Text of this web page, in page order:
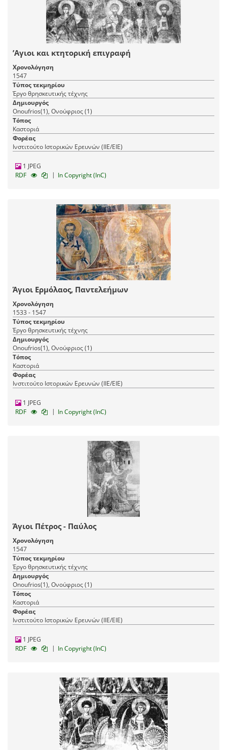
’Αγιοι και κτητορική επιγραφή
Χρονολόγηση
1547
Τύπος τεκμηρίου
Έργο θρησκευτικής τέχνης
Δημιουργός
Onoufrios(1), Ονούφριος (1)
Τόπος
Καστοριά
Φορέας
Ινστιτούτο Ιστορικών Ερευνών (ΙΙΕ/ΕΙΕ)
1 JPEG
RDF
| In Copyright (InC)
Άγιοι Ερμόλαος, Παντελεήμων
Χρονολόγηση
1533 - 1547
Τύπος τεκμηρίου
Έργο θρησκευτικής τέχνης
Δημιουργός
Onoufrios(1), Ονούφριος (1)
Τόπος
Καστοριά
Φορέας
Ινστιτούτο Ιστορικών Ερευνών (ΙΙΕ/ΕΙΕ)
1 JPEG
RDF
| In Copyright (InC)
Άγιοι Πέτρος - Παύλος
Χρονολόγηση
1547
Τύπος τεκμηρίου
Έργο θρησκευτικής τέχνης
Δημιουργός
Onoufrios(1), Ονούφριος (1)
Τόπος
Καστοριά
Φορέας
Ινστιτούτο Ιστορικών Ερευνών (ΙΙΕ/ΕΙΕ)
1 JPEG
RDF
| In Copyright (InC)